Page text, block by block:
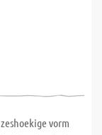
vorm